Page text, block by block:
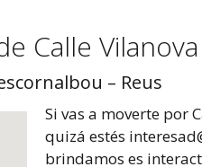
Calle
– Reus
Si vas a moverte por
quizá estés
brindamos es